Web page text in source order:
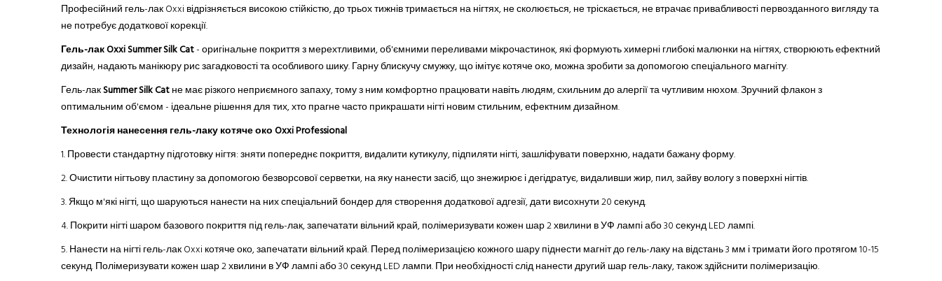
Професійний гель-лак Oxxi відрізняється високою стійкістю, до трьох тижнів тримається на нігтях, не сколюється, не тріскається, не втрачає привабливості первозданного вигляду та
не потребує додаткової корекції.
Гель-лак OxxiSummer Silk Cat- оригінальне покриття з мерехтливими, об'ємними переливами мікрочастинок, які формують химерні глибокі малюнки на нігтях, створюють ефектний
дизайн, надають манікюру рис загадковостітаособливого шику. Гарну блискучу смужку, що імітує котяче око, можна зробити за допомогою спеціального магніту.
Гель-лакSummer Silk Catне має різкого неприємного запаху, тому з ним комфортно працювати навіть людям, схильним до алергіїтачутливим нюхом. Зручний флакон з
оптимальним об'ємом - ідеальне рішення для тих, хто прагне часто прикрашати нігті новим стильним, ефектним дизайном.
Технологія нанесення гель-лаку котяче око Oxxi Professional
1. Провести стандартну підготовку нігтя: зняти попереднє покриття, видалити кутикулу, підпиляти нігті, зашліфувати поверхню, надати бажану форму.
2.Очистити нігтьову пластину за допомогою безворсової серветки, на яку нанести засіб, що знежирює і дегідратує, видаливши жир, пил, зайву вологу з поверхні нігтів.
3.Якщо м'які нігті, що шаруються нанести на них спеціальний бондер для створення додаткової адгезії, дати висохнути 20 секунд.
4.Покрити нігті шаром базового покриття під гель-лак, запечатати вільний край, полімеризувати кожен шар 2 хвилини в УФ лампі або 30 секунд LED лампі.
5.Нанести на нігті гель-лак Oxxi котяче око, запечатати вільний край. Перед полімеризацією кожного шару піднести магніт до гель-лаку на відстань 3 мм і тримати його протягом 10-15
секунд. Полімеризувати кожен шар 2 хвилини в УФ лампі або 30 секунд LED лампи. При необхідності слід нанести другий шар гель-лаку, також здійснити полімеризацію.